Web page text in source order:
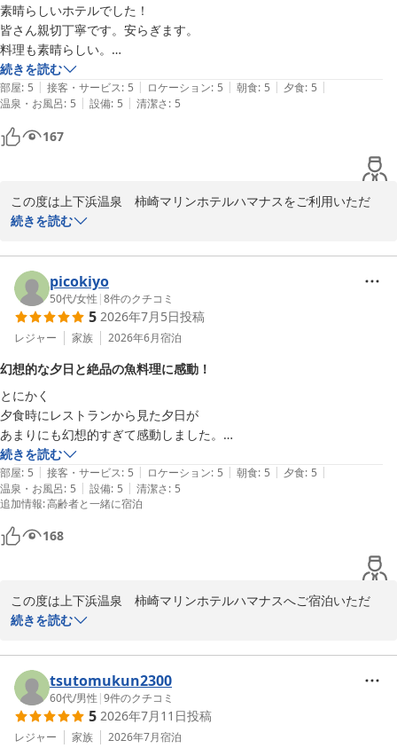
お客様のまたのお越しを、スタッフ一同心よりお待ちしておりま
す。
上下浜温泉　柿崎マリンホテルハマナス
スタッフ一同
上下浜温泉 柿崎マリンホテルハマナス
素晴らしいホテルでした！
皆さん親切丁寧です。安らぎます。
料理も素晴らしい。
お刺身の鮮度、盛り付け、味、120点です。
今まで食べたお刺身の中で一番美味しかったです。
カサゴの唐揚げも美味しかった。
お風呂もとっても気持ち良い。泉質が素晴らしい。
感動したのは夕日です。
ちょっとだけ残念なのは、建物がやや古いからなのか、お部屋のニオイ
が若干気になったこと。
目の前に広がる海も素晴らしい！
釣りもできて、ヒラメも釣れました。
続きを読む
部屋: 5 | 接客・サービス: 5 | ロケーション: 5 | 朝食: 5 | 夕食: 5 |
温泉・お風呂: 5 | 設備: 5 | 清潔さ: 5
167
この度は上下浜温泉　柿崎マリンホテルハマナスをご利用いただ
き、誠にありがとうございます。
釣りでも、めったに釣れないヒラメが釣れてよかったです。
ご指摘いただきました部屋の臭いも気を付けて清掃していきます。
またのお越しを従業員一同心よりお待ち申し上げております。
マリンホテルハマナス
上下浜温泉 柿崎マリンホテルハマナス
2026-07-13
続きを読む
picokiyo
50代/女性 |8件のクチコミ
5 2026年7月5日投稿
レジャー 家族 2026年6月宿泊
幻想的な夕日と絶品の魚料理に感動！
とにかく
夕食時にレストランから見た夕日が
あまりにも幻想的すぎて感動しました。
梅雨時間だったので
すっきりと晴れてはいませんでしたが
それはそれでまた一味違った夕陽だったと思います。
もちろん、食事も最高でした！！
魚ってこんなに美味しかったっけ？？って
思いました。
夢中で食べちゃいました。
外見は、ビジネスホテル？？って感じです。
お部屋も食事も温泉♨️も
びっくりするくらい満足できました。
あの夕日は皆さんに
是非見てもらいたいです！！
続きを読む
部屋: 5 | 接客・サービス: 5 | ロケーション: 5 | 朝食: 5 | 夕食: 5 |
温泉・お風呂: 5 | 設備: 5 | 清潔さ: 5
追加情報:高齢者と一緒に宿泊
168
この度は上下浜温泉　柿崎マリンホテルハマナスへご宿泊いただ
き、誠にありがとうございます。
レストランからの夕日、そして当館自慢のお食事にご満足いただけ
たご様子を伺い、スタッフ一同大変嬉しく思っております。
梅雨時期ならではの幻想的な夕景も、お客様の心に残る特別な景色
となりましたこと、大変光栄です。また、ご夕食もお気に召してい
ただけたようで何よりです。
続きを読む
tsutomukun2300
60代/男性 |9件のクチコミ
5 2026年7月11日投稿
レジャー 家族 2026年7月宿泊